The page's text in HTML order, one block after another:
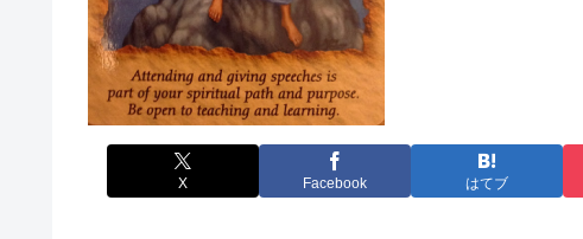
X Facebook はてブ